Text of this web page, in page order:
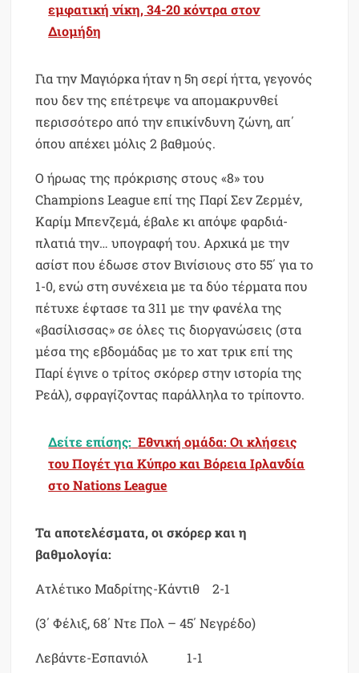
εμφατική νίκη, 34-20 κόντρα στον
Διομήδη
Για την Μαγιόρκα ήταν η 5η σερί ήττα, γεγονός
που δεν της επέτρεψε να απομακρυνθεί
περισσότερο από την επικίνδυνη ζώνη, απ΄
όπου απέχει μόλις 2 βαθμούς.
Ο ήρωας της πρόκρισης στους «8» του
Champions League επί της Παρί Σεν Ζερμέν,
Καρίμ Μπενζεμά, έβαλε κι απόψε φαρδιά-
πλατιά την… υπογραφή του. Αρχικά με την
ασίστ που έδωσε στον Βινίσιους στο 55΄ για το
1-0, ενώ στη συνέχεια με τα δύο τέρματα που
πέτυχε έφτασε τα 311 με την φανέλα της
«βασίλισσας» σε όλες τις διοργανώσεις (στα
μέσα της εβδομάδας με το χατ τρικ επί της
Παρί έγινε ο τρίτος σκόρερ στην ιστορία της
Ρεάλ), σφραγίζοντας παράλληλα το τρίποντο.
Δείτε επίσης: Εθνική ομάδα: Οι κλήσεις
του Πογέτ για Κύπρο και Βόρεια Ιρλανδία
στο Nations League
Τα αποτελέσματα, οι σκόρερ και η
βαθμολογία:
Ατλέτικο Μαδρίτης-Κάντιθ 2-1
(3΄ Φέλιξ, 68΄ Ντε Πολ – 45΄ Νεγρέδο)
Λεβάντε-Εσπανιόλ 1-1